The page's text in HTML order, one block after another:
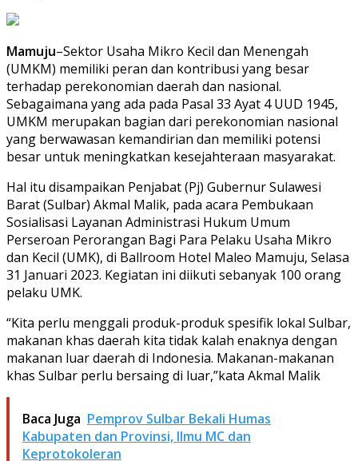
Mamuju–Sektor Usaha Mikro Kecil dan Menengah
(UMKM) memiliki peran dan kontribusi yang besar
terhadap perekonomian daerah dan nasional.
Sebagaimana yang ada pada Pasal 33 Ayat 4 UUD 1945,
UMKM merupakan bagian dari perekonomian nasional
yang berwawasan kemandirian dan memiliki potensi
besar untuk meningkatkan kesejahteraan masyarakat.
Hal itu disampaikan Penjabat (Pj) Gubernur Sulawesi
Barat (Sulbar) Akmal Malik, pada acara Pembukaan
Sosialisasi Layanan Administrasi Hukum Umum
Perseroan Perorangan Bagi Para Pelaku Usaha Mikro
dan Kecil (UMK), di Ballroom Hotel Maleo Mamuju, Selasa
31 Januari 2023. Kegiatan ini diikuti sebanyak 100 orang
pelaku UMK.
“Kita perlu menggali produk-produk spesifik lokal Sulbar,
makanan khas daerah kita tidak kalah enaknya dengan
makanan luar daerah di Indonesia. Makanan-makanan
khas Sulbar perlu bersaing di luar,”kata Akmal Malik
Baca Juga Pemprov Sulbar Bekali Humas
Kabupaten dan Provinsi, Ilmu MC dan
Keprotokoleran